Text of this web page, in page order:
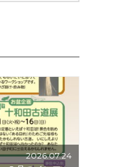
2026.07.24